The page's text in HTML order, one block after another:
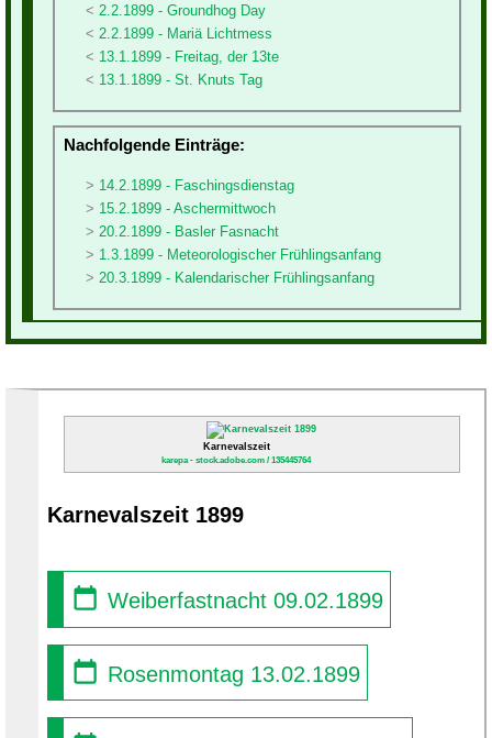
2.2.1899 - Groundhog Day
2.2.1899 - Mariä Lichtmess
13.1.1899 - Freitag, der 13te
13.1.1899 - St. Knuts Tag
Nachfolgende Einträge:
14.2.1899 - Faschingsdienstag
15.2.1899 - Aschermittwoch
20.2.1899 - Basler Fasnacht
1.3.1899 - Meteorologischer Frühlingsanfang
20.3.1899 - Kalendarischer Frühlingsanfang
Karnevalszeit
karepa - stock.adobe.com / 135445764
Karnevalszeit 1899
Weiberfastnacht 09.02.1899
Rosenmontag 13.02.1899